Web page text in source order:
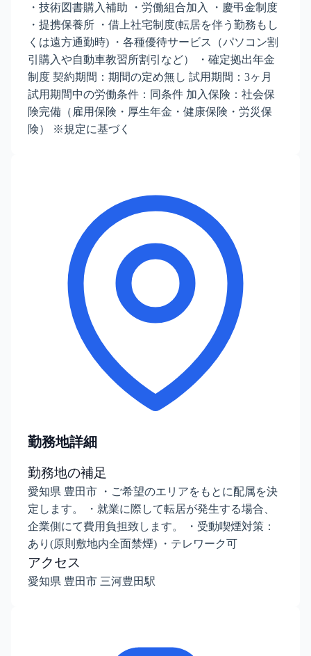
・技術図書購入補助 ・労働組合加入 ・慶弔金制度
・提携保養所 ・借上社宅制度(転居を伴う勤務もし
くは遠方通勤時) ・各種優待サービス（パソコン割
引購入や自動車教習所割引など） ・確定拠出年金
制度 契約期間：期間の定め無し 試用期間：3ヶ月
試用期間中の労働条件：同条件 加入保険：社会保
険完備（雇用保険・厚生年金・健康保険・労災保
険） ※規定に基づく
勤務地詳細
勤務地の補足
愛知県 豊田市 ・ご希望のエリアをもとに配属を決
定します。 ・就業に際して転居が発生する場合、
企業側にて費用負担致します。 ・受動喫煙対策：
あり(原則敷地内全面禁煙) ・テレワーク可
アクセス
愛知県 豊田市 三河豊田駅